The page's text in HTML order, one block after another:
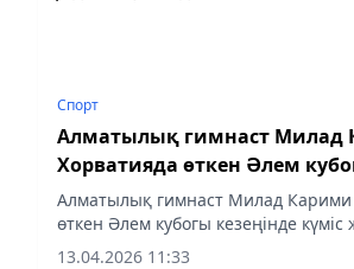
Спорт
Алматылық гимнаст Милад
Хорватияда өткен Әлем
кезеңінде күміс жүлде
Алматылық гимнаст Милад Карими
өткен Әлем кубогы кезеңінде күміс
алды
13.04.2026 11:33